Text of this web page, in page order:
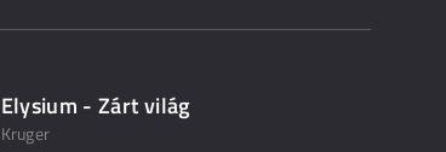
Elysium - Zárt világ
Kruger